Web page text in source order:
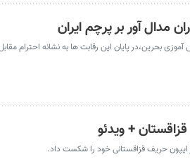
مدال آور بر پرچم ایران
بحرین،در پایان این رقابت ها به نشانه احترام
+ ویدئو
ایپون حریف قزاقستانی خود را شکست داد.